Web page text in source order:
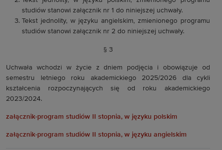
studiów stanowi załącznik nr 1 do niniejszej uchwały.
Tekst jednolity, w języku angielskim, zmienionego programu
studiów stanowi załącznik nr 2 do niniejszej uchwały.
§ 3
Uchwała wchodzi w życie z dniem podjęcia i obowiązuje od
semestru letniego roku akademickiego 2025/2026 dla cykli
kształcenia rozpoczynających się od roku akademickiego
2023/2024.
załącznik-program studiów II stopnia, w języku polskim
załącznik-program studiów II stopnia, w języku angielskim